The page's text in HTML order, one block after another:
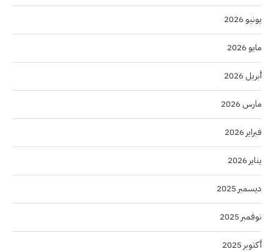
يونيو 2026
مايو 2026
أبريل 2026
مارس 2026
فبراير 2026
يناير 2026
ديسمبر 2025
نوفمبر 2025
أكتوبر 2025